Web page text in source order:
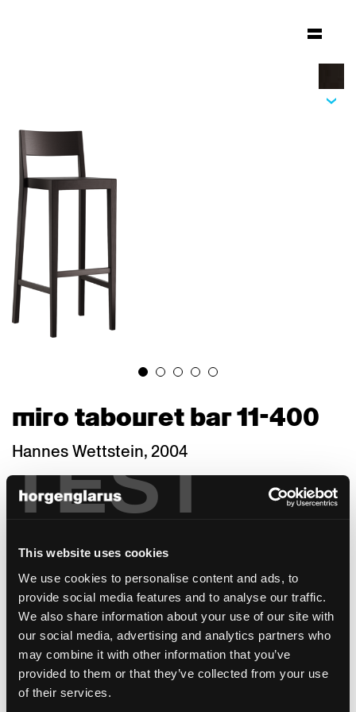
TEST
This website uses cookies
We use cookies to personalise content and ads, to
provide social media features and to analyse our traffic.
We also share information about your use of our site with
our social media, advertising and analytics partners who
may combine it with other information that you’ve
provided to them or that they’ve collected from your use
of their services.
miro tabouret bar 11-400
Hannes Wettstein, 2004
Miro, une chaise en bois compacte au style
épuré, est une réédition du designer de
renommée internationale Hannes Wettstein
formes, les dimensions et les proportions, et
à la recherche de l'essence de toute chose à
travers ses créations, Wettstein a conçu un
modèle harmonieux d'une élégance
souveraine et discrète. Réalisée en 1950, la
chaise empilable 687 S, qui a reçu le prix
"Die gute Form" en 1958, a été reproduite
avec soin par Hannes Wettstein: le profil